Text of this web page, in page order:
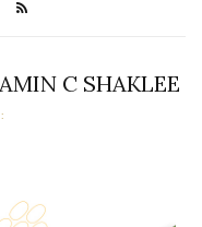
C SHAKLEE